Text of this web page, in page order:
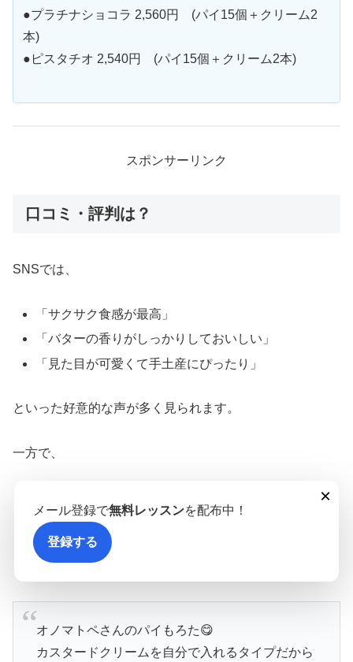
●プラチナショコラ 2,560円 (パイ15個＋クリーム2
本)
●ピスタチオ 2,540円 (パイ15個＋クリーム2本)
スポンサーリンク
口コミ・評判は？
SNSでは、
「サクサク食感が最高」
「バターの香りがしっかりしておいしい」
「見た目が可愛くて手土産にぴったり」
といった好意的な声が多く見られます。
一方で、
「人気フレーバーは早めになくなる」
という声もあり、早めの来店がポイントになりそうです。
オノマトペさんのパイもろた😋
カスタードクリームを自分で入れるタイプだから
×
メール登録で無料レッスンを配布中！
登録する